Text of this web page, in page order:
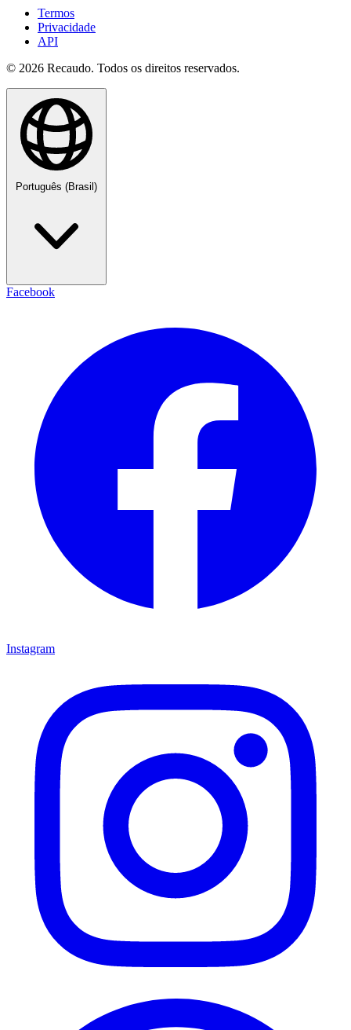
Termos
Privacidade
API
© 2026 Recaudo. Todos os direitos reservados.
Português (Brasil)
Facebook
Instagram